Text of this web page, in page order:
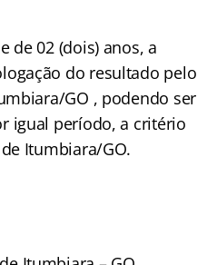
de 02 (dois) anos, a
do resultado pelo
GO , podendo ser
igual período, a critério
Itumbiara/GO.